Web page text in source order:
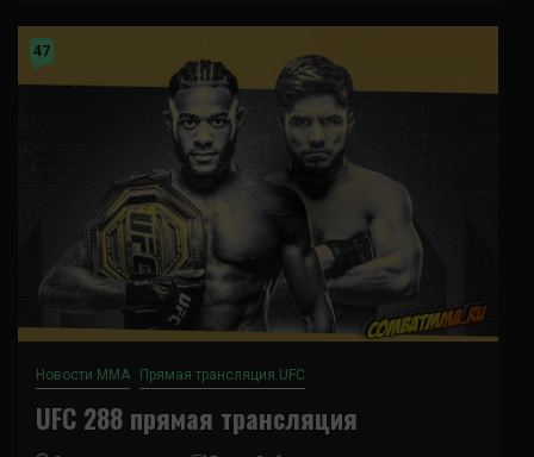
47
Новости ММА Прямая трансляция UFC
UFC 288 прямая трансляция